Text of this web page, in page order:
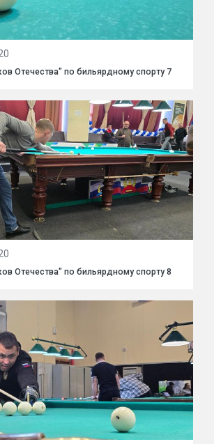
Отечества" по бильярдному спорту 7
Отечества" по бильярдному спорту 8